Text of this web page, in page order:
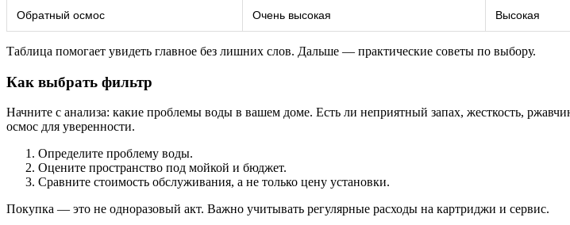
Обратный осмос Очень высокая Высокая
Таблица помогает увидеть главное без лишних слов. Дальше — практические советы по выбору.
Как выбрать фильтр
Начните с анализа: какие проблемы воды в вашем доме. Есть ли неприятный запах, жесткость,
осмос для уверенности.
Определите проблему воды.
Оцените пространство под мойкой и бюджет.
Сравните стоимость обслуживания, а не только цену установки.
Покупка — это не одноразовый акт. Важно учитывать регулярные расходы на картриджи и сервис.